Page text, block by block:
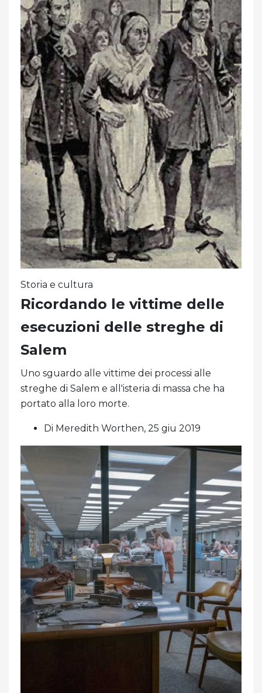
Storia e cultura
Ricordando le vittime delle
esecuzioni delle streghe di
Salem
Uno sguardo alle vittime dei processi alle
streghe di Salem e all'isteria di massa che ha
portato alla loro morte.
Di Meredith Worthen, 25 giu 2019